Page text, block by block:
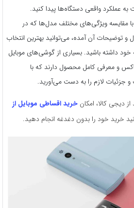
عملکرد واقعی دستگاه‌ها پیدا کنید.
مقایسه ویژگی‌های مختلف مدل‌ها که در
آن آمده، می‌توانید بهترین انتخاب
خود داشته باشید. بسیاری از گوشی‌های موبایل
و معرفی کامل محصول دارند که با
جزئیات لازم را به دست می‌آورید.
دیجی کالا، امکان خرید اقساطی موبایل از
خرید خود را بدون دغدغه انجام دهید.